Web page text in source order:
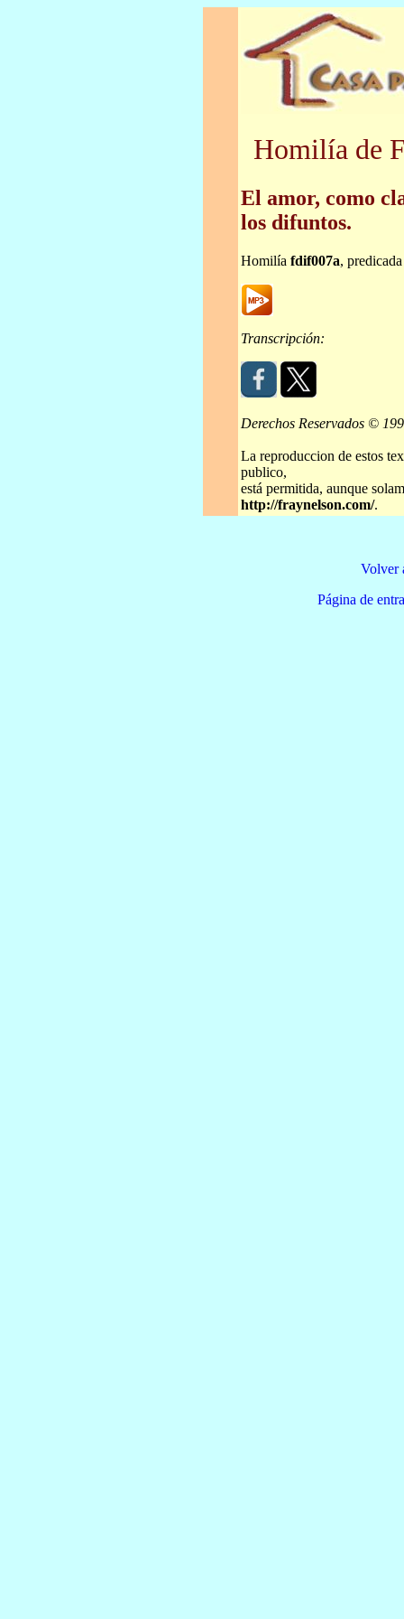
Homilía de
El amor, como
los difuntos.
Homilía fdif007a,
Transcripción:
Derechos Reservados ©
La reproduccion de estos
publico,
está permitida, aunque
http://fraynelson.com/.
Volver
Página de